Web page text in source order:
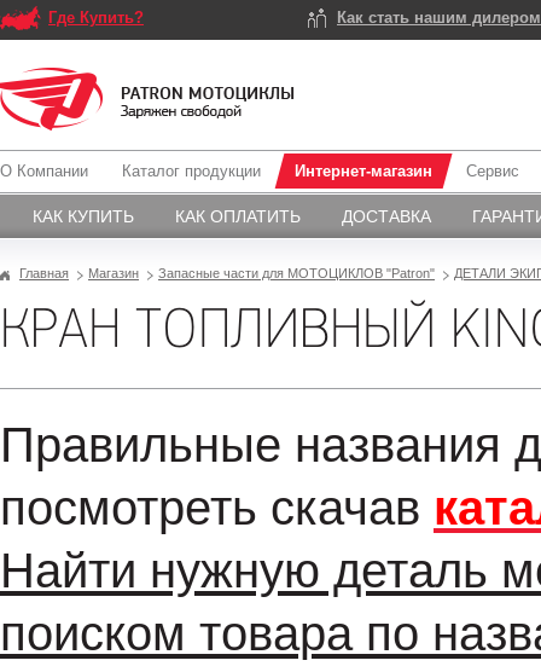
Где Купить? Как стать нашим
О Компании Каталог продукции Интернет-магазин
КАК КУПИТЬ КАК ОПЛАТИТЬ ДОСТАВКА
Сервис
Главная Магазин Запасные части для МОТОЦИКЛОВ "Patron" ДЕТАЛИ
КРАН ТОПЛИВНЫЙ
Правильные названия
посмотреть скачав
Найти нужную деталь
поиском товара по